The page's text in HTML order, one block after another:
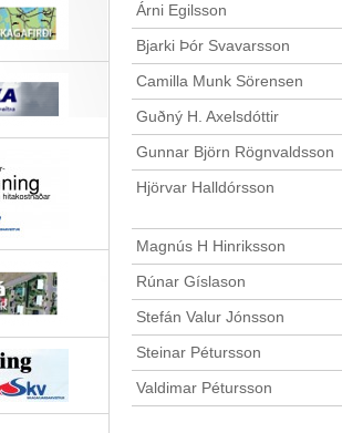
Árni Egilsson
Bjarki Þór Svavarsson
Camilla Munk Sörensen
Guðný H. Axelsdóttir
Gunnar Björn Rögnvaldsson
Hjörvar Halldórsson
Magnús H Hinriksson
Rúnar Gíslason
Stefán Valur Jónsson
Steinar Pétursson
Valdimar Pétursson